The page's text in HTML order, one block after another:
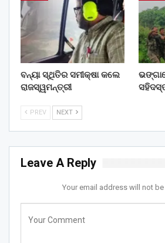
ବନ୍ୟା ସ୍ଥିତିର ସମୀକ୍ଷା କଲେ
ରାଜସ୍ୱମନ୍ତ୍ରୀ
PREV NEXT
Leave A Reply
Your email address will not be